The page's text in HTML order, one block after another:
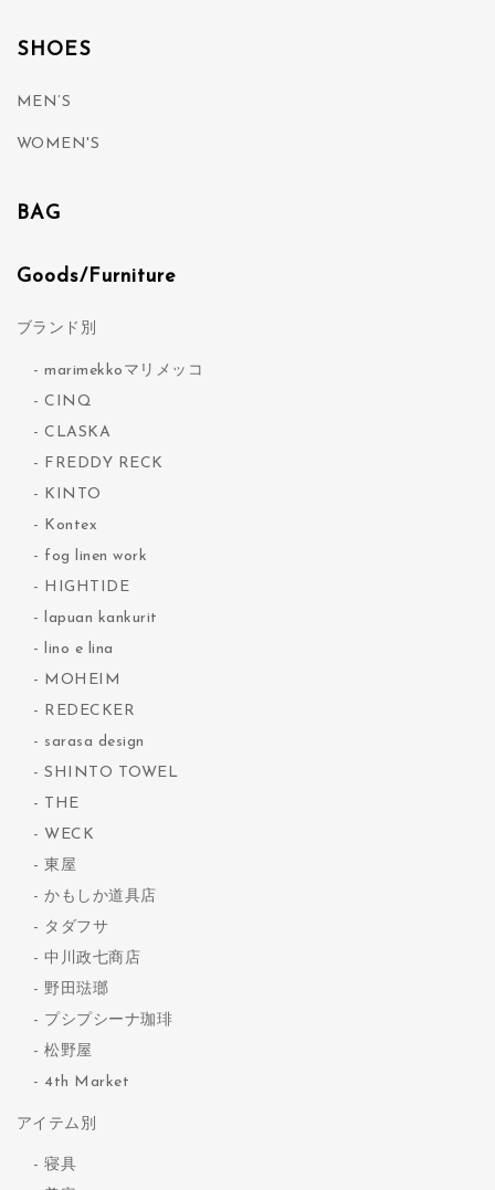
SHOES
MEN’S
WOMEN'S
BAG
Goods/Furniture
ブランド別
marimekkoマリメッコ
CINQ
CLASKA
FREDDY RECK
KINTO
Kontex
fog linen work
HIGHTIDE
lapuan kankurit
lino e lina
MOHEIM
REDECKER
sarasa design
SHINTO TOWEL
THE
WECK
東屋
かもしか道具店
タダフサ
中川政七商店
野田琺瑯
プシプシーナ珈琲
松野屋
4th Market
アイテム別
寝具